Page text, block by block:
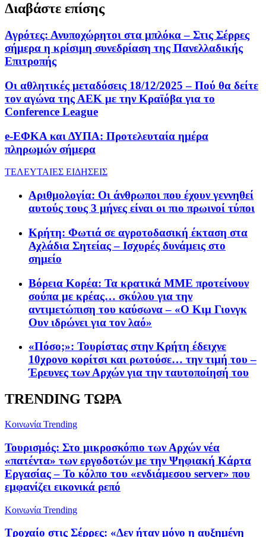
Διαβάστε επίσης
Αγρότες: Ανυποχώρητοι στα μπλόκα – Στις Σέρρες
σήμερα η κρίσιμη συνεδρίαση της Πανελλαδικής
Επιτροπής
Οι αθλητικές μεταδόσεις 18/12/2025 – Πού θα δείτε
τον αγώνα της ΑΕΚ με την Κραϊόβα για το
Conference League
e-ΕΦΚΑ και ΔΥΠΑ: Προτελευταία ημέρα
πληρωμών σήμερα
ΤΕΛΕΥΤΑΙΕΣ ΕΙΔΗΣΕΙΣ
Αριθμολογία: Οι άνθρωποι που έχουν γεννηθεί
αυτούς τους 3 μήνες είναι οι πιο πρωινοί τύποι
Κρήτη: Φωτιά σε αγροτοδασική έκταση στα
Αχλάδια Σητείας – Ισχυρές δυνάμεις στο
σημείο
Βόρεια Κορέα: Τα κρατικά ΜΜΕ προτείνουν
σούπα με κρέας… σκύλου για την
αντιμετώπιση του καύσωνα – «Ο Κιμ Γιονγκ
Ουν ιδρώνει για τον λαό»
«Πόσο;»: Τουρίστας στην Κρήτη έδειχνε
10χρονο κορίτσι και ρωτούσε… την τιμή του –
Έρευνες των Αρχών για την ταυτοποίησή του
TRENDING ΤΩΡΑ
Κοινωνία Trending
Τουρισμός: Στο μικροσκόπιο των Αρχών νέα
«πατέντα» των εργοδοτών με την Ψηφιακή Κάρτα
Εργασίας – Το κόλπο του «ενδιάμεσου server» που
εμφανίζει εικονικά ρεπό
Κοινωνία Trending
Τροχαίο στις Σέρρες: «Δεν ήταν μόνο η αυξημένη